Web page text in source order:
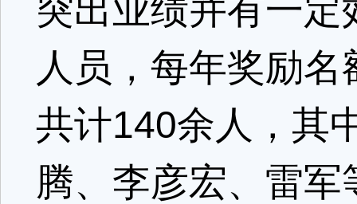
突出业绩并有一
人员，每年奖励
共计140余人，其
腾、李彦宏、雷